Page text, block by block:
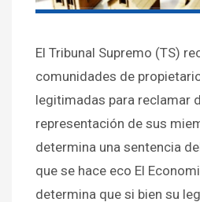
El Tribunal Supremo (TS)
comunidades de
legitimadas para reclamar
representación de sus
determina una sentencia
que se hace eco El
determina que si bien su